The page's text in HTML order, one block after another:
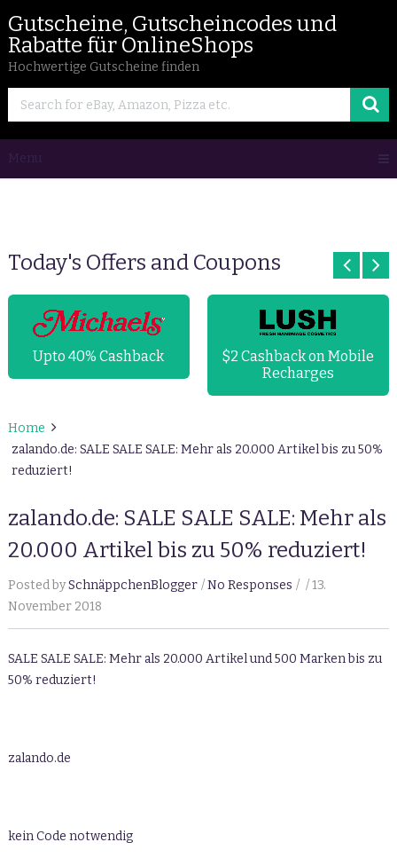
Gutscheine, Gutscheincodes und
Rabatte für OnlineShops
Hochwertige Gutscheine finden
Menu
Today's Offers and Coupons
Upto 40% Cashback
$2 Cashback on Mobile
Recharges
Home
zalando.de: SALE SALE SALE: Mehr als 20.000 Artikel bis zu 50%
reduziert!
zalando.de: SALE SALE SALE: Mehr als
20.000 Artikel bis zu 50% reduziert!
Posted bySchnäppchenBlogger No Responses
13.
November 2018
SALE SALE SALE: Mehr als 20.000 Artikel und 500 Marken bis zu
50% reduziert!
zalando.de
kein Code notwendig